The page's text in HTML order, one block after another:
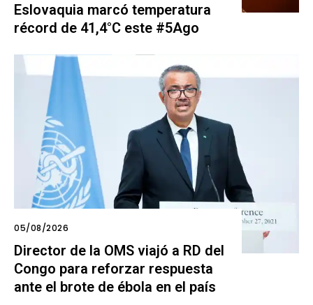
Eslovaquia marcó temperatura
récord de 41,4°C este #5Ago
05/08/2026
Director de la OMS viajó a RD del
Congo para reforzar respuesta
ante el brote de ébola en el país